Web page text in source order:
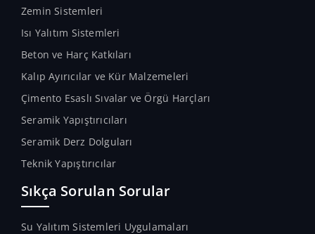
Zemin Sistemleri
Isı Yalıtım Sistemleri
Beton ve Harç Katkıları
Kalıp Ayırıcılar ve Kür Malzemeleri
Çimento Esaslı Sıvalar ve Örgü Harçları
Seramik Yapıştırıcıları
Seramik Derz Dolguları
Teknik Yapıştırıcılar
Sıkça Sorulan Sorular
Su Yalıtım Sistemleri Uygulamaları